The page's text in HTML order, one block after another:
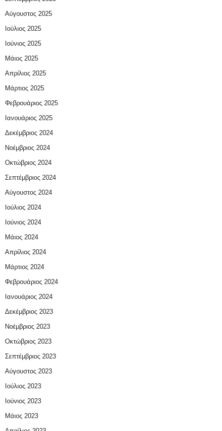
Αύγουστος 2025
Ιούλιος 2025
Ιούνιος 2025
Μάιος 2025
Απρίλιος 2025
Μάρτιος 2025
Φεβρουάριος 2025
Ιανουάριος 2025
Δεκέμβριος 2024
Νοέμβριος 2024
Οκτώβριος 2024
Σεπτέμβριος 2024
Αύγουστος 2024
Ιούλιος 2024
Ιούνιος 2024
Μάιος 2024
Απρίλιος 2024
Μάρτιος 2024
Φεβρουάριος 2024
Ιανουάριος 2024
Δεκέμβριος 2023
Νοέμβριος 2023
Οκτώβριος 2023
Σεπτέμβριος 2023
Αύγουστος 2023
Ιούλιος 2023
Ιούνιος 2023
Μάιος 2023